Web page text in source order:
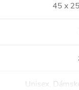
45 x
Unisex,